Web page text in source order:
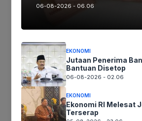
Geger Mayat Perempuan
Pinggir Sawah Kelurahan
Januari 21, 2021
06-08-2026 - 06.06
EKONOMI
Jutaan Penerima
Bantuan Disetop
06-08-2026 - 02.06
EKONOMI
Ekonomi RI Melesat
Terserap